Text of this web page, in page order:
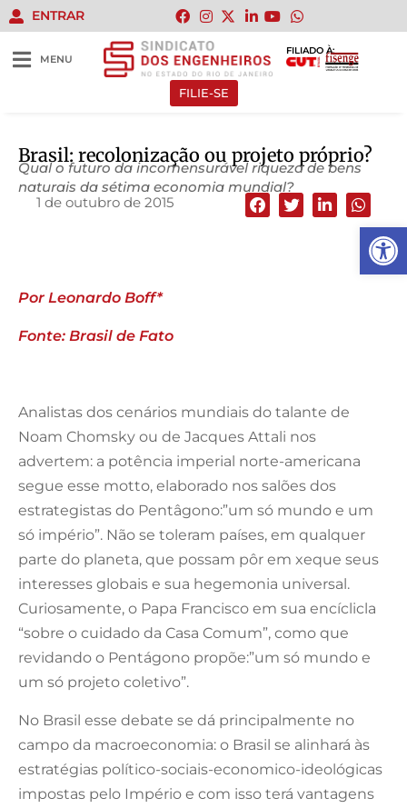
Abrir
ENTRAR
MENU
FILIADO À:
FILIE-SE
Brasil: recolonização ou projeto próprio?
Qual o futuro da incomensurável riqueza de bens
naturais da sétima economia mundial?
1 de outubro de 2015
Por Leonardo Boff*
Fonte: Brasil de Fato
Analistas dos cenários mundiais do talante de
Noam Chomsky ou de Jacques Attali nos
advertem: a potência imperial norte-americana
segue esse motto, elaborado nos salões dos
estrategistas do Pentâgono:”um só mundo e um
só império”. Não se toleram países, em qualquer
parte do planeta, que possam pôr em xeque seus
interesses globais e sua hegemonia universal.
Curiosamente, o Papa Francisco em sua encíclicla
“sobre o cuidado da Casa Comum”, como que
revidando o Pentágono propõe:”um só mundo e
um só projeto coletivo”.
No Brasil esse debate se dá principalmente no
campo da macroeconomia: o Brasil se alinhará às
estratégias político-sociais-economico-ideológicas
impostas pelo Império e com isso terá vantagens